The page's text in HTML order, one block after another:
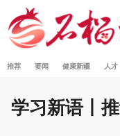
推荐 要闻 健康新疆 人才
学习新语丨